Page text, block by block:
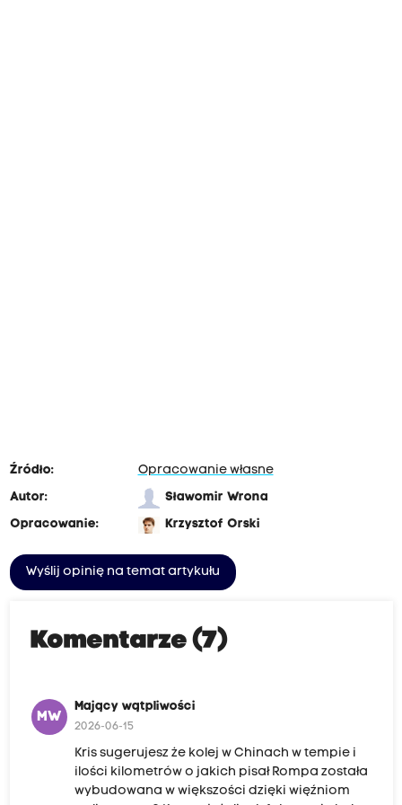
Źródło:
Opracowanie własne
Autor:
Sławomir Wrona
Opracowanie:
Krzysztof Orski
Wyślij opinię na temat artykułu
Komentarze (7)
MW
Mający wątpliwości
2026-06-15
Kris sugerujesz że kolej w Chinach w tempie i
ilości kilometrów o jakich pisał Rompa została
wybudowana w większości dzięki więźniom